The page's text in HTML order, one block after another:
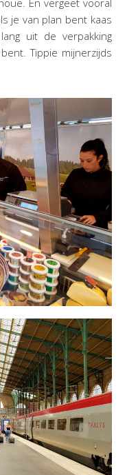
je van plan bent kaas
uit de verpakking
Tippie mijnerzijds